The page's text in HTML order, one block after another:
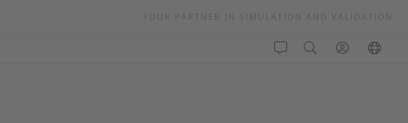
YOUR PARTNER IN SIMULATION AND VALIDATION